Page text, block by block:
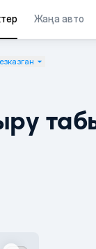
Жаңа авто